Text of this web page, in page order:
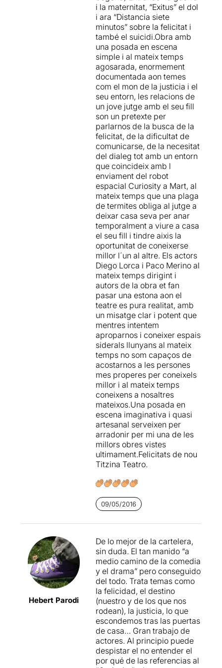
la que es mou aquest món
global ple de conductes
estructurades i de
sentiments camuflats que
ens allunyen els uns dels
altres. Tot això, reflectit
en una atmosfera suggerent
que la companyia ha sabut
crear a través de la
il·luminació i d'un espai
minimalista, en el que els
elements escenogràfics es
reaprofiten i es mouen
constantment, generant difer
ents espais.
Sens dubte, es tracta d'una
proposta molt interessant i
atractiva, apta per a tot tipus
de públics, podent-
se gaudir tant a través de la
reflexió i de la
seva presentació acurada,
com des del divertiment i
l'agilitat narrativa. A més,
trobem un tipus d'humor
tremendament realista que,
malgrat fer-nos riure de
forma intel·ligent, amaga un
rerafons dramàtic, el qual
estarà present també al llarg
de tota l'obra i que resulta
ser un dels seus grans
encerts.
complement perfecta per
una bona posada en escena.
A partir d'una serie de
judicis s'ha muntat una
tragèdia disfressada de
comèdia,on el jutge, que és
qui dicta les sentències de
felicitat o infelicitat dels
altres, no és capaç de
solucionar els seus propis
conflictes que te pendents
amb el seu pare degut a
mals entesos i per la falta de
comunicació entre ells. Tot
comença quan el jutge ha
d’abandonar el seu
habitatge per culpa d’una
plaga de termites i ha d’anar
a casa del seu pare
temporalment.
Realment ha estat una gran
tarda de teatre on el públic
ens ho hem passat d'allò
més be i al final hem
aplaudit amb ganes.
i la maternitat, “Exitus” el dol
i ara “Distancia siete
minutos” sobre la felicitat i
també el suicidi.Obra amb
una posada en escena
simple i al mateix temps
agosarada, enormement
documentada aon temes
com el mon de la justicia i el
seu entorn, les relacions de
un jove jutge amb el seu fill
son un pretexte per
parlarnos de la busca de la
felicitat, de la dificultat de
comunicarse, de la necesitat
del dialeg tot amb un entorn
que coincideix amb l
enviament del robot
espacial Curiosity a Mart, al
mateix temps que una plaga
de termites obliga al jutge a
deixar casa seva per anar
temporalment a viure a casa
el seu fill i tindre aixis la
oportunitat de coneixerse
millor l´un al altre. Els actors
Diego Lorca i Paco Merino al
mateix temps dirigint i
autors de la obra et fan
pasar una estona aon el
teatre es pura realitat, amb
un misatge clar i potent que
mentres intentem
aproparnos i coneixer espais
siderals llunyans al mateix
temps no som capaços de
acostarnos a les persones
mes properes per coneixels
millor i al mateix temps
coneixens a nosaltres
mateixos.Una posada en
escena imaginativa i quasi
artesanal serveixen per
arradonir per mi una de les
millors obres vistes
ultimament.Felicitats de nou
Titzina Teatro.
09/05/2016
Hebert Parodi
De lo mejor de la cartelera,
sin duda. El tan manido “a
medio camino de la comedia
y el drama” pero conseguido
del todo. Trata temas como
la felicidad, el destino
(nuestro y de los que nos
rodean), la justicia, lo que
escondemos tras las puertas
de casa… Gran trabajo de
actores. Al principio puede
despistar el no entender el
por qué de las referencias al